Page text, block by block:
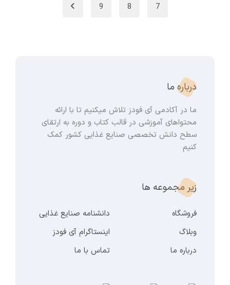
7
8
9
درباره ما
ما در آکادمی آی فودز تلاش میکنیم تا با ارائه
محتواهای آموزشی در قالب کتاب و دوره به ارتقای
سطح دانش تخصصی صنایع غذایی کشور کمک
کنیم
زیر مجموعه ها
فروشگاه
دانشنامه صنایع غذایی
وبلاگ
اینستاگرام آی فودز
درباره ما
تماس با ما